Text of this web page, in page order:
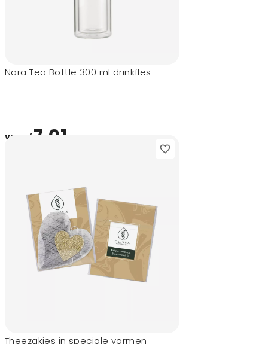
Nara Tea Bottle 300 ml drinkfles
vanaf7,01
Theezakjes in speciale vormen